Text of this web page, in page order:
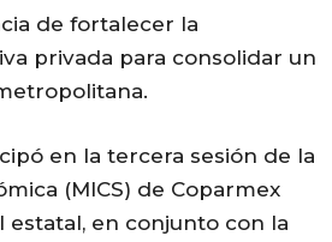
de fortalecer la
privada para consolidar un
en la tercera sesión de la
(MICS) de Coparmex
en conjunto con la